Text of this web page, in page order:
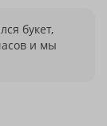
букет,
и мы